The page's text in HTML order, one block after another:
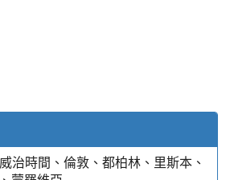
治時間、倫敦、都柏林、里斯本、